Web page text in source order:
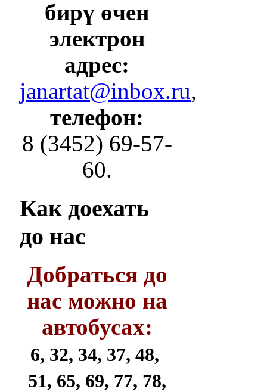
бирү өчен
электрон
адрес:
janartat@inbox.ru,
телефон:
8 (3452) 69-57-
60.
Как доехать
до нас
Добраться до
нас можно на
автобусах:
6, 32, 34, 37, 48,
51, 65, 69, 77, 78,